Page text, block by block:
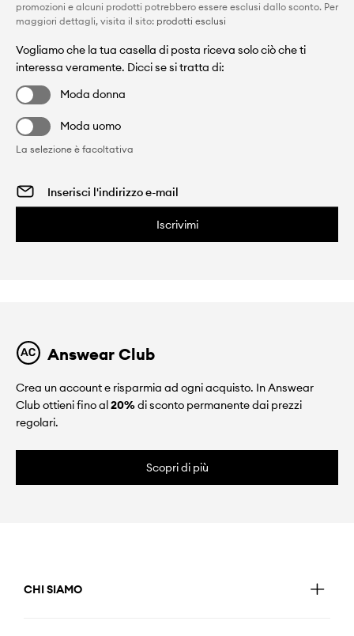
promozioni e alcuni prodotti potrebbero essere esclusi dallo sconto. Per
maggiori dettagli, visita il sito: prodotti esclusi
Vogliamo che la tua casella di posta riceva solo ciò che ti
interessa veramente. Dicci se si tratta di:
Moda donna
Moda uomo
La selezione è facoltativa
Iscrivimi
Answear Club
Crea un account e risparmia ad ogni acquisto. In Answear
Club ottieni fino al20%di sconto permanente dai prezzi
regolari.
Scopri di più
CHI SIAMO